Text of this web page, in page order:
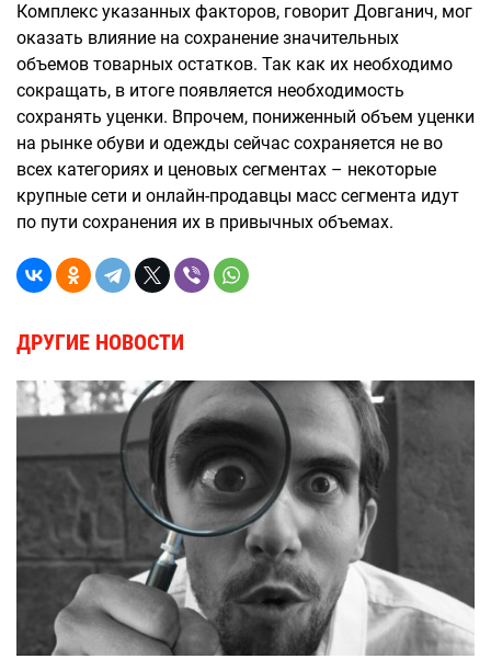
Комплекс указанных факторов, говорит Довганич, мог
оказать влияние на сохранение значительных
объемов товарных остатков. Так как их необходимо
сокращать, в итоге появляется необходимость
сохранять уценки. Впрочем, пониженный объем уценки
на рынке обуви и одежды сейчас сохраняется не во
всех категориях и ценовых сегментах – некоторые
крупные сети и онлайн-продавцы масс сегмента идут
по пути сохранения их в привычных объемах.
ДРУГИЕ НОВОСТИ